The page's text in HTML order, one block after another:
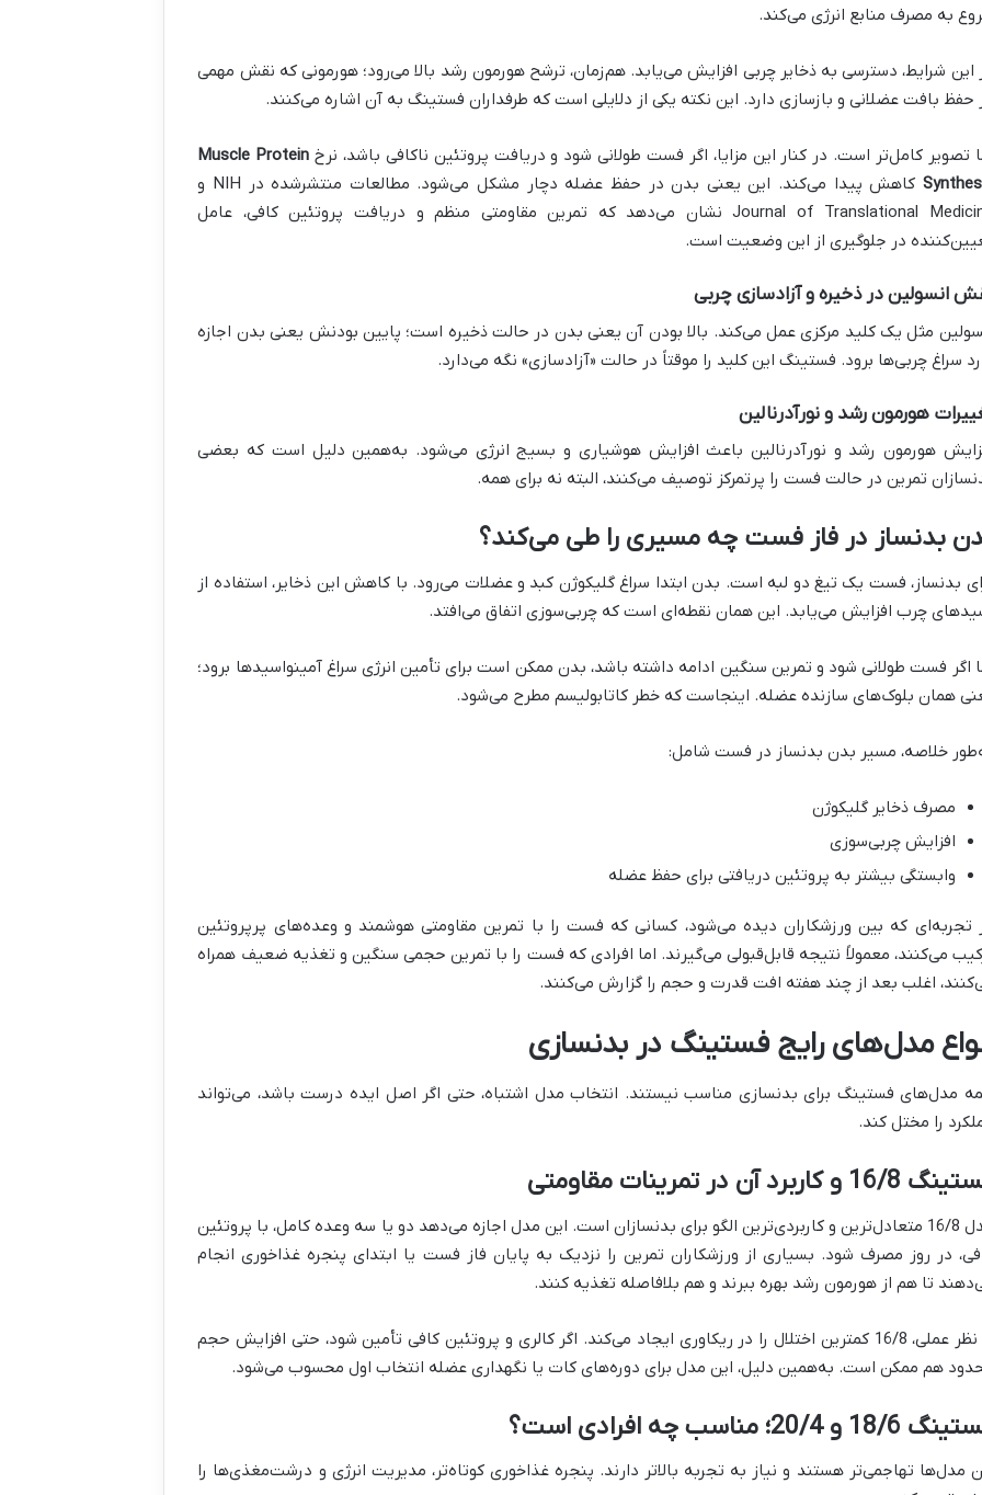
به مصرف منابع انرژی می‌کند.
این شرایط، دسترسی به ذخایر چربی افزایش می‌یابد. هم‌زمان، ترشح هورمون رشد بالا می‌رود؛ هورمونی که نقش مهمی
حفظ بافت عضلانی و بازسازی دارد. این نکته یکی از دلایلی است که طرفداران فستینگ به آن اشاره می‌کنند.
تصویر کامل‌تر است. در کنار این مزایا، اگر فست طولانی شود و دریافت پروتئین ناکافی باشد، نرخ Muscle Protein
کاهش پیدا می‌کند. این یعنی بدن در حفظ عضله دچار مشکل می‌شود. مطالعات منتشرشده در NIH و
Journal of Translational Medicine نشان می‌دهد که تمرین مقاومتی منظم و دریافت پروتئین کافی، عامل
در جلوگیری از این وضعیت است.
انسولین در ذخیره و آزادسازی چربی
مثل یک کلید مرکزی عمل می‌کند. بالا بودن آن یعنی بدن در حالت ذخیره است؛ پایین بودنش یعنی بدن اجازه
سراغ چربی‌ها برود. فستینگ این کلید را موقتاً در حالت «آزادسازی» نگه می‌دارد.
هورمون رشد و نورآدرنالین
هورمون رشد و نورآدرنالین باعث افزایش هوشیاری و بسیج انرژی می‌شود. به‌همین دلیل است که بعضی
تمرین در حالت فست را پرتمرکز توصیف می‌کنند، البته نه برای همه.
بدنساز در فاز فست چه مسیری را طی می‌کند؟
بدنساز، فست یک تیغ دو لبه است. بدن ابتدا سراغ گلیکوژن کبد و عضلات می‌رود. با کاهش این ذخایر، استفاده از
چرب افزایش می‌یابد. این همان نقطه‌ای است که چربی‌سوزی اتفاق می‌افتد.
اگر فست طولانی شود و تمرین سنگین ادامه داشته باشد، بدن ممکن است برای تأمین انرژی سراغ آمینواسیدها برود؛
همان بلوک‌های سازنده عضله. اینجاست که خطر کاتابولیسم مطرح می‌شود.
خلاصه، مسیر بدن بدنساز در فست شامل:
مصرف ذخایر گلیکوژن
افزایش چربی‌سوزی
وابستگی بیشتر به پروتئین دریافتی برای حفظ عضله
تجربه‌ای که بین ورزشکاران دیده می‌شود، کسانی که فست را با تمرین مقاومتی هوشمند و وعده‌های پرپروتئین
می‌کنند، معمولاً نتیجه قابل‌قبولی می‌گیرند. اما افرادی که فست را با تمرین حجمی سنگین و تغذیه ضعیف همراه
اغلب بعد از چند هفته افت قدرت و حجم را گزارش می‌کنند.
مدل‌های رایج فستینگ در بدنسازی
مدل‌های فستینگ برای بدنسازی مناسب نیستند. انتخاب مدل اشتباه، حتی اگر اصل ایده درست باشد، می‌تواند
را مختل کند.
8 و کاربرد آن در تمرینات مقاومتی
مدل 16/8 متعادل‌ترین و کاربردی‌ترین الگو برای بدنسازان است. این مدل اجازه می‌دهد دو یا سه وعده کامل، با پروتئین
در روز مصرف شود. بسیاری از ورزشکاران تمرین را نزدیک به پایان فاز فست یا ابتدای پنجره غذاخوری انجام
تا هم از هورمون رشد بهره ببرند و هم بلافاصله تغذیه کنند.
از نظر عملی، 16/8 کمترین اختلال را در ریکاوری ایجاد می‌کند. اگر کالری و پروتئین کافی تأمین شود، حتی افزایش حجم
هم ممکن است. به‌همین دلیل، این مدل برای دوره‌های کات یا نگهداری عضله انتخاب اول محسوب می‌شود.
6 و 20/4؛ مناسب چه افرادی است؟
مدل‌ها تهاجمی‌تر هستند و نیاز به تجربه بالاتر دارند. پنجره غذاخوری کوتاه‌تر، مدیریت انرژی و درشت‌مغذی‌ها را